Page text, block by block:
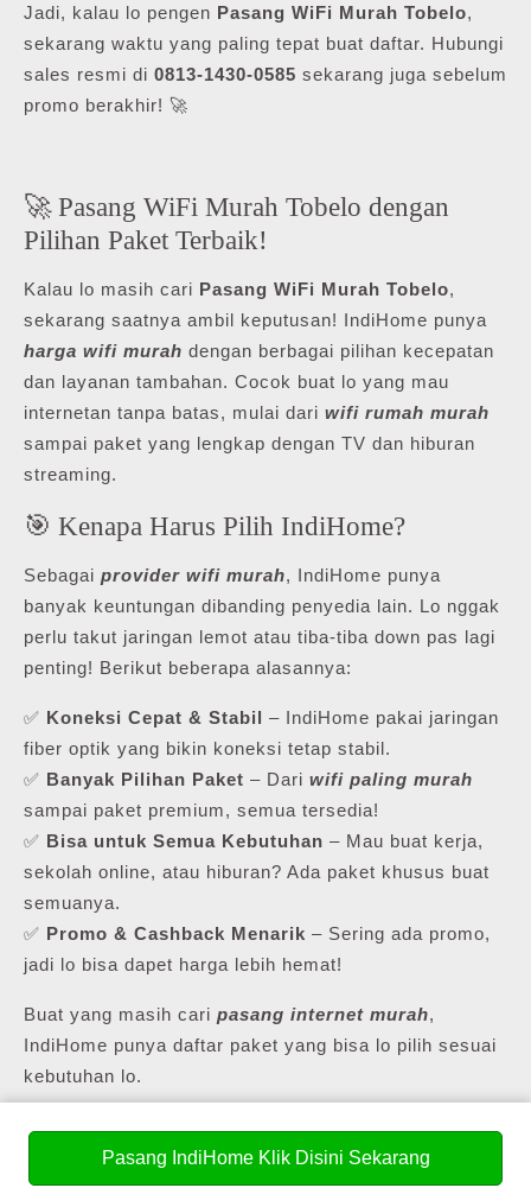
Jadi, kalau lo pengen Pasang WiFi Murah Tobelo,
sekarang waktu yang paling tepat buat daftar. Hubungi
sales resmi di 0813-1430-0585 sekarang juga sebelum
promo berakhir! 🚀
🚀 Pasang WiFi Murah Tobelo dengan
Pilihan Paket Terbaik!
Kalau lo masih cari Pasang WiFi Murah Tobelo,
sekarang saatnya ambil keputusan! IndiHome punya
harga wifi murah dengan berbagai pilihan kecepatan
dan layanan tambahan. Cocok buat lo yang mau
internetan tanpa batas, mulai dari wifi rumah murah
sampai paket yang lengkap dengan TV dan hiburan
streaming.
🎯 Kenapa Harus Pilih IndiHome?
Sebagai provider wifi murah, IndiHome punya
banyak keuntungan dibanding penyedia lain. Lo nggak
perlu takut jaringan lemot atau tiba-tiba down pas lagi
penting! Berikut beberapa alasannya:
✅ Koneksi Cepat & Stabil – IndiHome pakai jaringan
fiber optik yang bikin koneksi tetap stabil.
✅ Banyak Pilihan Paket – Dari wifi paling murah
sampai paket premium, semua tersedia!
✅ Bisa untuk Semua Kebutuhan – Mau buat kerja,
sekolah online, atau hiburan? Ada paket khusus buat
semuanya.
✅ Promo & Cashback Menarik – Sering ada promo,
jadi lo bisa dapet harga lebih hemat!
Buat yang masih cari pasang internet murah,
IndiHome punya daftar paket yang bisa lo pilih sesuai
kebutuhan lo.
💰 Daftar Harga Paket Pasang WiFi Murah
Pasang IndiHome Klik Disini Sekarang